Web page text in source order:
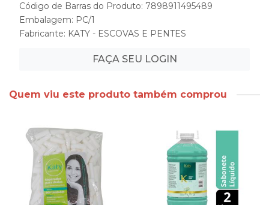
Código de Barras do Produto: 7898911495489
Embalagem: PC/1
Fabricante: KATY - ESCOVAS E PENTES
FAÇA SEU LOGIN
Quem viu este produto também comprou